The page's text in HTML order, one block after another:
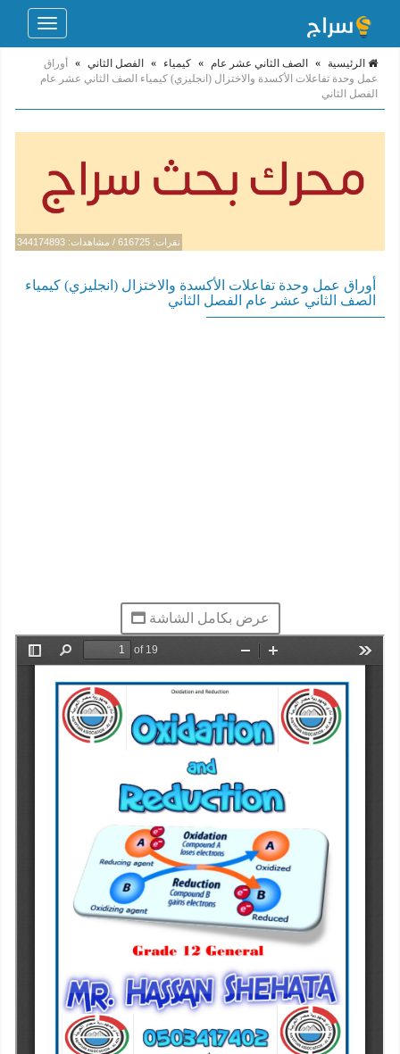
Toggle
الرئيسية » الصف الثاني عشر عام » كيمياء » الفصل الثاني »
أوراق
عمل وحدة تفاعلات الأكسدة والاختزال (انجليزي) كيمياء الصف الثاني عشر عام
الفصل الثاني
نقرات: 616725 / مشاهدات: 344174893
أوراق عمل وحدة تفاعلات الأكسدة والاختزال (انجليزي) كيمياء
الصف الثاني عشر عام الفصل الثاني
عرض بكامل الشاشة